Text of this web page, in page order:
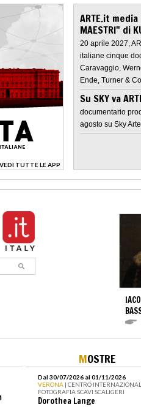
VEDI TUTTE LE APP
>
ARTE.it
MAESTRI" di
20 aprile 2027,
italiane cinque
Caravaggio,
Ende, Turner &
Su SKY va
documentario
agosto su Sky Arte
MOSTRE
Dal 30/07/2026 al 01/11/2026
VERONA | CENTRO
FOTOGRAFIA SCAVI SCALIGERI
Dorothea Lange